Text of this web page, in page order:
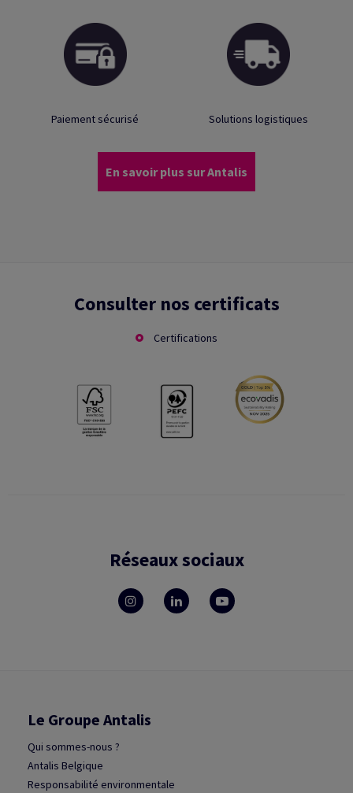
Paiement sécurisé Solutions logistiques
En savoir plus sur Antalis
Consulter nos certificats
Certifications
Réseaux sociaux
Le Groupe Antalis
Qui sommes-nous ?
Antalis Belgique
Responsabilité environmentale